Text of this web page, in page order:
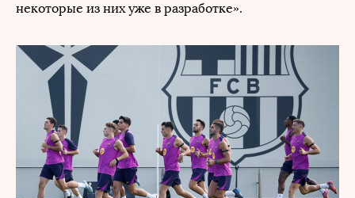
некоторые из них уже в разработке».